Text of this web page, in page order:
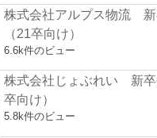
株式会社アルプス物流 新
（21卒向け）
6.6k件のビュー
株式会社じょぶれい 新
卒向け）
5.8k件のビュー